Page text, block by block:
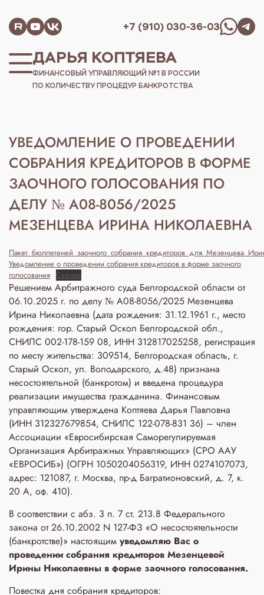
+7 (910) 030-36-03
ДАРЬЯ КОПТЯЕВА
ФИНАНСОВЫЙ УПРАВЛЯЮЩИЙ №1 В РОССИИ
ПО КОЛИЧЕСТВУ ПРОЦЕДУР БАНКРОТСТВА
УВЕДОМЛЕНИЕ О ПРОВЕДЕНИИ
СОБРАНИЯ КРЕДИТОРОВ В ФОРМЕ
ЗАОЧНОГО ГОЛОСОВАНИЯ ПО
ДЕЛУ № А08-8056/2025
МЕЗЕНЦЕВА ИРИНА НИКОЛАЕВНА
Уведомление о проведении собрания кредиторов в форме заочного
голосования Скачать
Решением Арбитражного суда Белгородской области от
06.10.2025 г. по делу № А08-8056/2025 Мезенцева
Ирина Николаевна (дата рождения: 31.12.1961 г., место
рождения: гор. Старый Оскол Белгородской обл.,
СНИЛС 002-178-159 08, ИНН 312817025258, регистрация
по месту жительства: 309514, Белгородская область, г.
Старый Оскол, ул. Володарского, д.48) признана
несостоятельной (банкротом) и введена процедура
реализации имущества гражданина. Финансовым
управляющим утверждена Коптяева Дарья Павловна
(ИНН 312327679854, СНИЛС 122-078-831 36) – член
Ассоциации «Евросибирская Саморегулируемая
Организация Арбитражных Управляющих» (СРО ААУ
«ЕВРОСИБ») (ОГРН 1050204056319, ИНН 0274107073,
адрес: 121087, г. Москва, пр-д Багратионовский, д. 7, к.
20 А, оф. 410).
В соответствии с абз. 3 п. 7 ст. 213.8 Федерального
закона от 26.10.2002 N 127-ФЗ «О несостоятельности
(банкротстве)» настоящим уведомляю Вас о
проведении собрания кредиторов Мезенцевой
Ирины Николаевны в форме заочного голосования.
Повестка дня собрания кредиторов: